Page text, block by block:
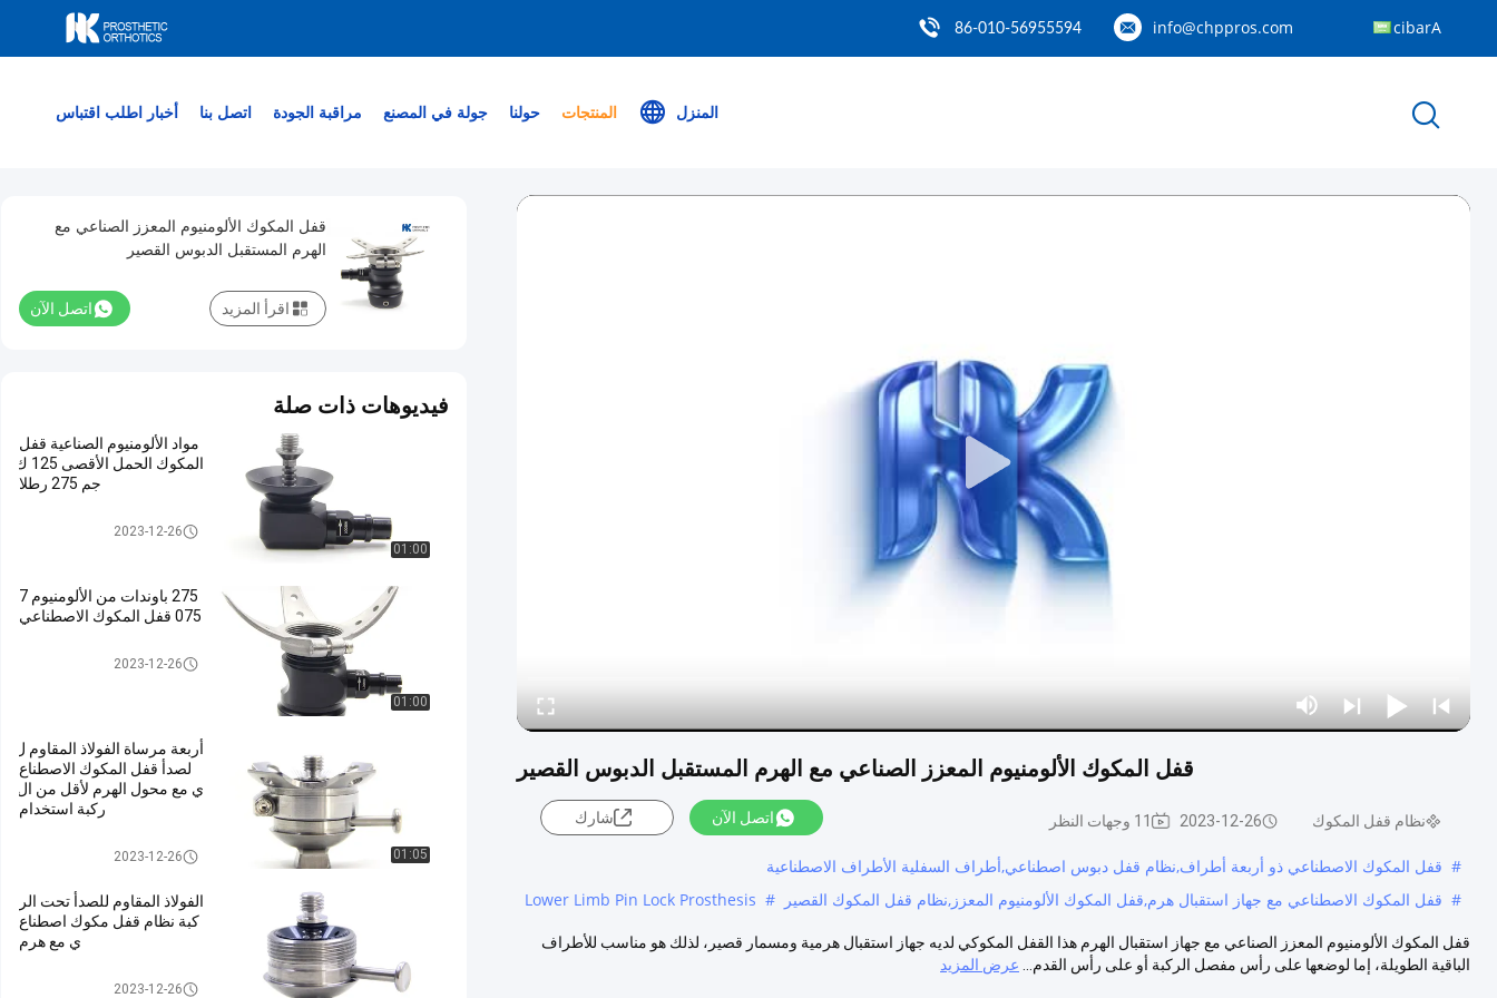
info@chppros.com
86-010-56955594 Arabic
المنزل المنتجات حولنا جولة في المصنع مراقبة الجودة اتصل بنا أخبار اطلب اقتباس
قفل المكوك الألومنيوم المعزز الصناعي مع الهرم المستقبل الدبوس القصير
نظام قفل المكوك 2023-12-26 11 وجهات النظر اتصل الآن شارك
# قفل المكوك الاصطناعي ذو أربعة أطراف,نظام قفل دبوس اصطناعي,أطراف السفلية الأطراف الاصطناعية
# قفل المكوك الاصطناعي مع جهاز استقبال هرم,قفل المكوك الألومنيوم المعزز,نظام قفل المكوك القصير #
Lower Limb Pin Lock Prosthesis
قفل المكوك الألومنيوم المعزز الصناعي مع جهاز استقبال الهرم هذا القفل المكوكي لديه جهاز استقبال هرمية ومسمار قصير، لذلك هو مناسب للأطراف
الباقية الطويلة، إما لوضعها على رأس مفصل الركبة أو على رأس القدم...
عرض المزيد
قفل المكوك الألومنيوم المعزز الصناعي مع
الهرم المستقبل الدبوس القصير
اتصل الآن اقرأ المزيد
فيديوهات ذات صلة
01:00
مواد الألومنيوم الصناعية قفل
المكوك الحمل الأقصى 125 ك
جم 275 رطلا
نظام قفل المكوك2023-12-26
01:00
275 باوندات من الألومنيوم 7
075 قفل المكوك الاصطناعي
نظام قفل المكوك2023-12-26
01:05
أربعة مرساة الفولاذ المقاوم ل
لصدأ قفل المكوك الاصطناع
ي مع محول الهرم لأقل من ال
ركبة استخدام
نظام قفل المكوك2023-12-26
الفولاذ المقاوم للصدأ تحت الر
كبة نظام قفل مكوك اصطناع
ي مع هرم
نظام قفل المكوك2023-12-26